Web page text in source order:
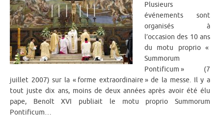
Plusieurs
événements sont
organisés à
l’occasion des 10 ans
du motu proprio «
Summorum
Pontificum » (7
juillet 2007) sur la « forme extraordinaire » de la messe. Il y a
tout juste dix ans, moins de deux années après avoir été élu
pape, Benoît XVI publiait le motu proprio Summorum
Pontificum…